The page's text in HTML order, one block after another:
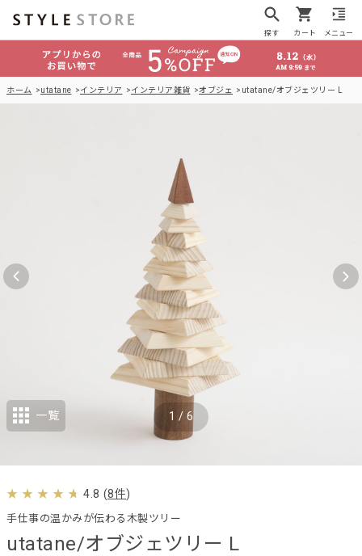
探す カート メニュー
ホーム utatane インテリア インテリア雑貨 オブジェ utatane/オブジェツリー L
utatane/オブジェツリー L
手仕事の温かみが伝わる木製ツリー
4.8 (8件)
1 / 6
一覧